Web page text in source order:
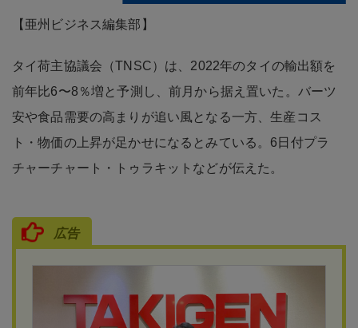
【亜州ビジネス編集部】
タイ荷主協議会（TNSC）は、2022年のタイの輸出額を
前年比6〜8％増と予測し、前月から据え置いた。バーツ
安や食品需要の高まりが追い風となる一方、生産コス
ト・物価の上昇が足かせになるとみている。6日付プラ
チャーチャート・トゥラキットなどが伝えた。
広告